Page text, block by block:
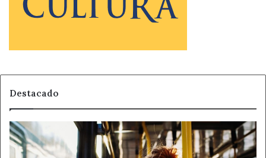
Destacado
Castilla
y
León